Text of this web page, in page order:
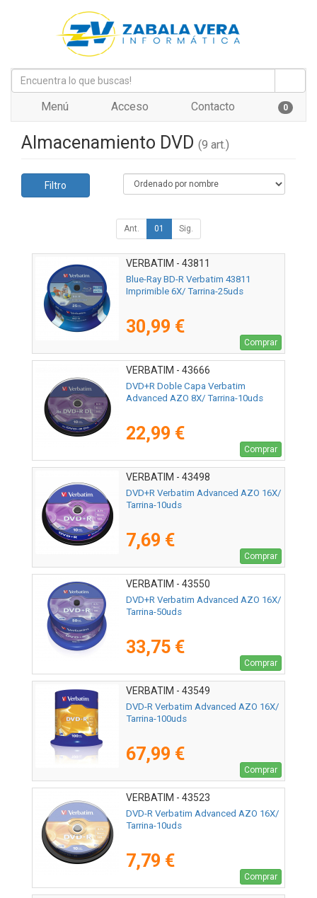
Menú Acceso Contacto 0
Almacenamiento DVD (9 art.)
Filtro
Ant. 01 Sig.
VERBATIM - 43811
Blue-Ray BD-R Verbatim 43811
Imprimible 6X/ Tarrina-25uds
30,99 €
Comprar
VERBATIM - 43666
DVD+R Doble Capa Verbatim
Advanced AZO 8X/ Tarrina-10uds
22,99 €
Comprar
VERBATIM - 43498
DVD+R Verbatim Advanced AZO 16X/
Tarrina-10uds
7,69 €
Comprar
VERBATIM - 43550
DVD+R Verbatim Advanced AZO 16X/
Tarrina-50uds
33,75 €
Comprar
VERBATIM - 43549
DVD-R Verbatim Advanced AZO 16X/
Tarrina-100uds
67,99 €
Comprar
VERBATIM - 43523
DVD-R Verbatim Advanced AZO 16X/
Tarrina-10uds
7,79 €
Comprar